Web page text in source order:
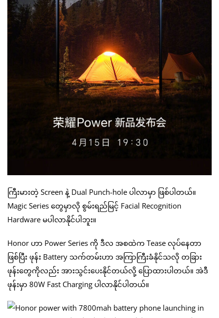
ကြီးမားတဲ့ Screen နဲ့ Dual Punch-hole ပါလာမှာ ဖြစ်ပါတယ်။
Magic Series တွေမှာလို စွမ်းရည်မြင့် Facial Recognition
Hardware မပါလာနိုင်ပါဘူး။
Honor ဟာ Power Series ကို ဒီလ အစထဲက Tease လုပ်နေတာ
ဖြစ်ပြီး ဖုန်း Battery သက်တမ်းဟာ အကြာကြီးခံနိုင်သလို တခြား
ဖုန်းတွေကိုလည်း အားသွင်းပေးနိုင်တယ်လို့ ပြောထားပါတယ်။ အဲဒီ
ဖုန်းမှာ 80W Fast Charging ပါလာနိုင်ပါတယ်။